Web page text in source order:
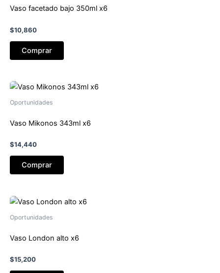
Vaso facetado bajo 350ml x6
$10,860
Comprar
Oportunidades
Vaso Mikonos 343ml x6
$14,440
Comprar
Oportunidades
Vaso London alto x6
$15,200